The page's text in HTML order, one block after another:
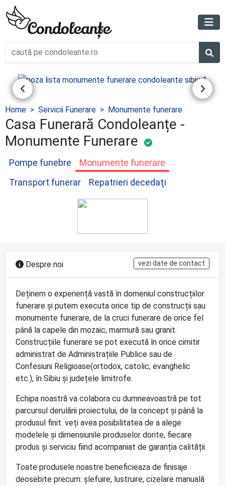
Home Servicii Funerare Monumente funerare
Casa Funerară Condoleanțe -
Monumente Funerare
Pompe funebre
Monumente funerare
Transport funerar
Repatrieri decedaţi
Despre noi vezi date de contact
Deținem o experiență vastă în domeniul construcțiilor
funerare și putem executa orice tip de construcții sau
monumente funerare, de la cruci funerare de orice fel
până la capele din mozaic, marmură sau granit.
Construcțiile funerare se pot execută în orice cimitir
administrat de Administrațiile Publice sau de
Confesiuni Religioase(ortodox, catolic, evanghelic
etc.), în Sibiu și județele limitrofe.
Echipa noastră va colabora cu dumneavoastră pe tot
parcursul derulării proiectului, de la concept și până la
produsul finit. veți avea posibilitatea de a alege
modelele și dimensiunile produselor dorite, fiecare
produs și serviciu fiind acompaniat de garanția calității.
Toate produsele noastre beneficieaza de finisaje
deosebite precum: șlefuire, lustruire, cizelare manuală